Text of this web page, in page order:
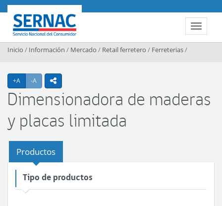
Contenido principal
Toggle
SERNAC
Inicio / Información / Mercado / Retail ferretero / Ferreterias/
+A Agrandar texto
-A Achicar textoicono compartir
Dimensionadora de maderas
y placas limitada
Productos
Tipo de productos